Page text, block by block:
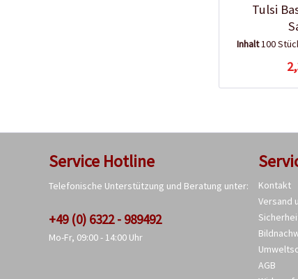
Tulsi
Inhalt100
Service Hotline
Telefonische Unterstützung und Beratung unter:
+49 (0) 6322 - 989492
Mo-Fr, 09:00 - 14:00 Uhr
Kontakt
Versand
AGB